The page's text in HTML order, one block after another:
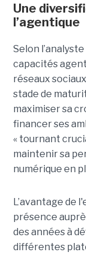
Une
l’agentique
Selon
capacités
réseaux
stade de
maximiser sa
financer ses
« tournant
maintenir sa
numérique en
L’avantage de
présence
des années à
différentes